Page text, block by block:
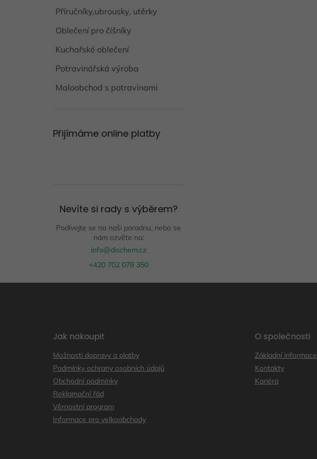
Příručníky,ubrousky, utěrky
Oblečení pro číšníky
Kuchařské oblečení
Potravinářská výroba
Maloobchod s potravinami
Přijímáme online platby
Nevíte si rady s výběrem?
Podívejte se na naši poradnu, nebo se
nám ozvěte na:
info@dischem.cz
+420 702 078 350
Jak nakoupit
Možnosti dopravy a platby
Podmínky ochrany osobních údajů
Obchodní podmínky
Reklamační řád
Věrnostní program
Informace pro velkoobchody
O společnosti
Základní informace
Kontakty
Kariéra